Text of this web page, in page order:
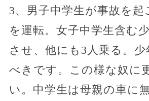
3、男子中学生が事故を起
を運転。女子中学生含む
させ、他にも3人乗る。
べきです。この様な奴に
い。中学生は母親の車に